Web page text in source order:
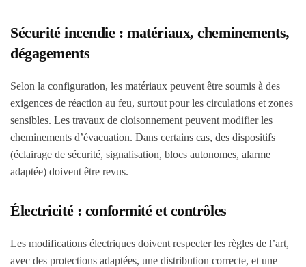
Sécurité incendie : matériaux, cheminements,
dégagements
Selon la configuration, les matériaux peuvent être soumis à des
exigences de réaction au feu, surtout pour les circulations et zones
sensibles. Les travaux de cloisonnement peuvent modifier les
cheminements d’évacuation. Dans certains cas, des dispositifs
(éclairage de sécurité, signalisation, blocs autonomes, alarme
adaptée) doivent être revus.
Électricité : conformité et contrôles
Les modifications électriques doivent respecter les règles de l’art,
avec des protections adaptées, une distribution correcte, et une